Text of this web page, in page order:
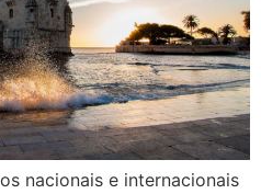
nacionais e internacionais